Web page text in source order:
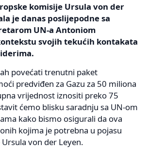
komisije Ursula von der
je danas poslijepodne sa
UN-a Antoniom
svojih tekućih kontakata
povećati trenutni paket
predviđen za Gazu za 50 miliona
vrijednost iznositi preko 75
ćemo blisku saradnju sa UN-om
kako bismo osigurali da ova
kojima je potrebna u pojasu
von der Leyen.